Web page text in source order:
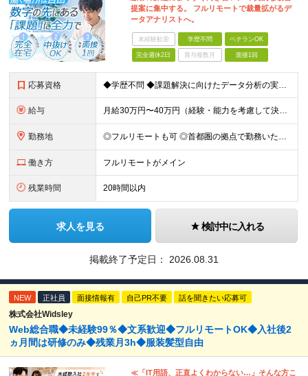
提案に集中する。 フルリモートで裁量拡がるデ
ータアナリストへ。
未経験歓迎 学歴不問 ベテランOK
完全週休2日 賞与複数月 面接1回
応募資格 ◆学歴不問 ◆課題解決に向けたデータ分析の実務経験 ※事業会社でのご経験をお持ちの方、 データ分析～プレゼンまでのご経験をお持ちの方は尚歓迎します ＜歓迎要件・求める人物像＞ ◎複雑な課題を整理し
給与 月給30万円〜40万円（経験・能力を考慮して決定） ※固定残業代20時間分（4.0〜5.5万円）含む／超過分は全額支給 ※経験・スキルを考慮のうえ決定いたします ※6ヶ月の試用期間あり。期間中の待遇に
勤務地 ◎フルリモートも可 ◎首都圏の拠点で勤務いただくことを想定しております ■本社（湘南本社） 神奈川県藤沢市辻堂神台2-2-1 アイクロス湘南8階 └JR東海道線「辻堂駅」徒歩3分 ■東北支社 秋田
働き方 フルリモートがメイン
残業時間 20時間以内
求人を見る 検討中に入れる
掲載終了予定日： 2026.08.31
NEW 正社員 面接情報有 自己PR不要 話を聞きたい応募可
株式会社Widsley
Web総合職◆未経験99％◆文系歓迎◆フルリモートOK◆入社後2
ヵ月間は研修のみ◆残業月3h◆服装髪型自由
≪「IT用語、正直よくわからない…」そんな方こ